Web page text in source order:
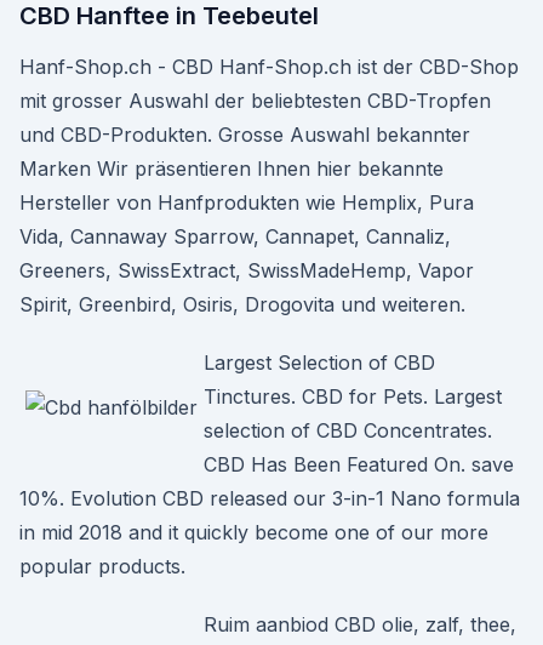
CBD Hanftee in Teebeutel
Hanf-Shop.ch - CBD Hanf-Shop.ch ist der CBD-Shop
mit grosser Auswahl der beliebtesten CBD-Tropfen
und CBD-Produkten. Grosse Auswahl bekannter
Marken Wir präsentieren Ihnen hier bekannte
Hersteller von Hanfprodukten wie Hemplix, Pura
Vida, Cannaway Sparrow, Cannapet, Cannaliz,
Greeners, SwissExtract, SwissMadeHemp, Vapor
Spirit, Greenbird, Osiris, Drogovita und weiteren.
Largest Selection of CBD
Tinctures. CBD for Pets. Largest
selection of CBD Concentrates.
CBD Has Been Featured On. save
10%. Evolution CBD released our 3-in-1 Nano formula
in mid 2018 and it quickly become one of our more
popular products.
Ruim aanbiod CBD olie, zalf, thee,